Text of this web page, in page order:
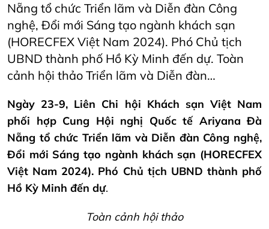
Nẵng tổ chức Triển lãm và Diễn đàn Công
nghệ, Đổi mới Sáng tạo ngành khách sạn
(HORECFEX Việt Nam 2024). Phó Chủ tịch
UBND thành phố Hồ Kỳ Minh đến dự. Toàn
cảnh hội thảo Triển lãm và Diễn đàn…
Ngày 23-9, Liên Chi hội Khách sạn Việt Nam
phối hợp Cung Hội nghị Quốc tế Ariyana Đà
Nẵng tổ chức Triển lãm và Diễn đàn Công nghệ,
Đổi mới Sáng tạo ngành khách sạn (HORECFEX
Việt Nam 2024). Phó Chủ tịch UBND thành phố
Hồ Kỳ Minh đến dự.
Toàn cảnh hội thảo